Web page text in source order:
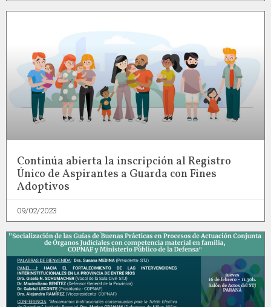
Continúa abierta la inscripción al Registro
Único de Aspirantes a Guarda con Fines
Adoptivos
09/02/2023